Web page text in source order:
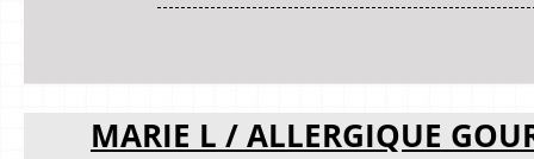
MARIE L / ALLERGIQUE